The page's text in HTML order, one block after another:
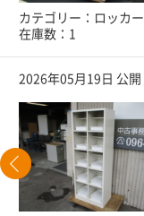
カテゴリー：ロッカー
在庫数：1
2026年05月19日 公開